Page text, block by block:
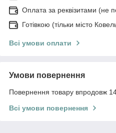
Оплата за реквізитами (не
Готівкою (тільки місто
Всі умови оплати
Умови повернення
Повернення товару впродовж
Всі умови повернення